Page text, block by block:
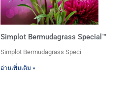
Simplot Bermudagrass Special™
Simplot Bermudagrass Speci
อ่านเพิ่มเติม »